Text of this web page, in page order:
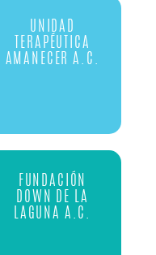
UNIDAD
TERAPÉUTICA
AMANECER A.C.
FUNDACIÓN
DOWN DE LA
LAGUNA A.C.